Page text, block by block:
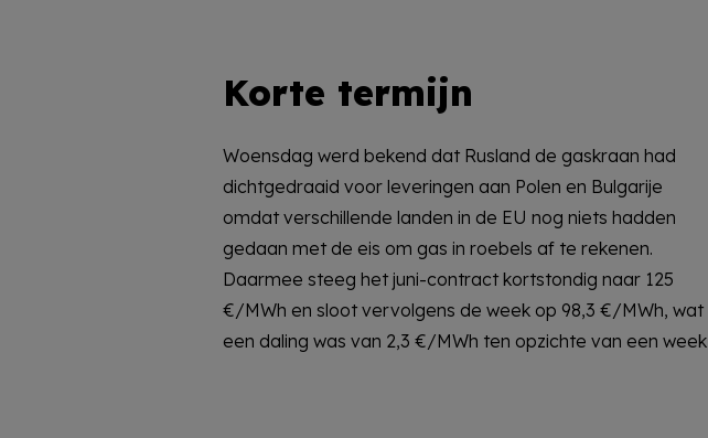
Korte termijn
Woensdag werd bekend dat Rusland de gaskraan had
dichtgedraaid voor leveringen aan Polen en Bulgarije
omdat verschillende landen in de EU nog niets hadden
gedaan met de eis om gas in roebels af te rekenen.
Daarmee steeg het juni-contract kortstondig naar 125
€/MWh en sloot vervolgens de week op 98,3 €/MWh, wat
een daling was van 2,3 €/MWh ten opzichte van een week
eerder. De gemiddelde gasprijs nam toe met 2,5 €/MWh
en bleef net onder de 100 €/MWh. De gemiddelde
stroomprijs nam eveneens toe en steeg met 65,3 €/MWh.
Dat kwam doordat de hernieuwbare opwek in vergelijking
met een week daarvoor wat tegenviel, we zagen dan ook
geen uren met negatieve prijzen op de spot waar dat